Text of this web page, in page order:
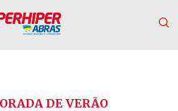
DE VERÃO